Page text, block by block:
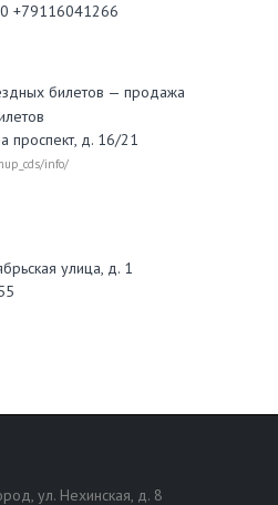
+79116041266
билетов — продажа
проспект, д. 16/21
info/
улица, д. 1
ул. Нехинская, д. 8